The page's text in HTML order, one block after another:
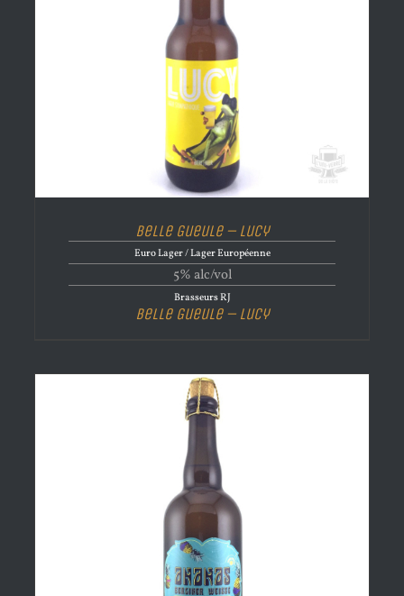
Belle Gueule – Lucy
Euro Lager / Lager Européenne
5% alc/vol
Brasseurs RJ
Belle Gueule – Lucy